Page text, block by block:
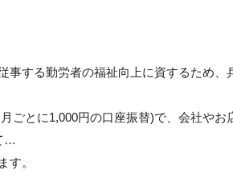
事する勤労者の福祉向上に資するため、
ごとに1,000円の口座振替)で、会社やお
…
す。